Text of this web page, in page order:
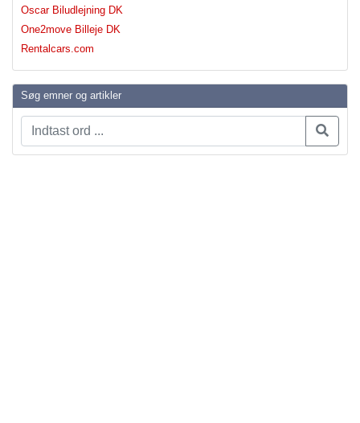
Oscar Biludlejning DK
One2move Billeje DK
Rentalcars.com
Søg emner og artikler